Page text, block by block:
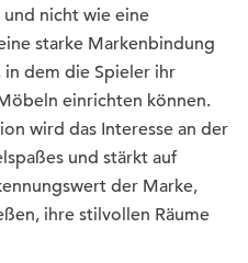
und nicht wie eine
starke Markenbindung
in dem die Spieler ihr
einrichten können.
wird das Interesse an der
und stärkt auf
der Marke,
ihre stilvollen Räume